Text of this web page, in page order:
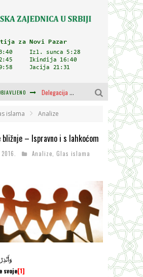
Zulum se kida kada je najdeblji
Mešihat IZ-e u Srbiji i CHR Hajrat donirali obuću i odjeću za džemat u Kragujevcu
islama Analize
bližnje – Ispravno i s lahkoćom
Analize
Glas islama
svoje[1]